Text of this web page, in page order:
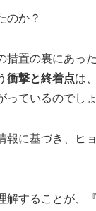
のか？
措置の裏にあった
衝撃と終着点は
っているのでしょ
報に基づき、ヒ
解することが、